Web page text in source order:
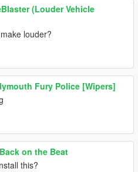
(Louder Vehicle
louder?
Fury Police [Wipers]
on the Beat
this?